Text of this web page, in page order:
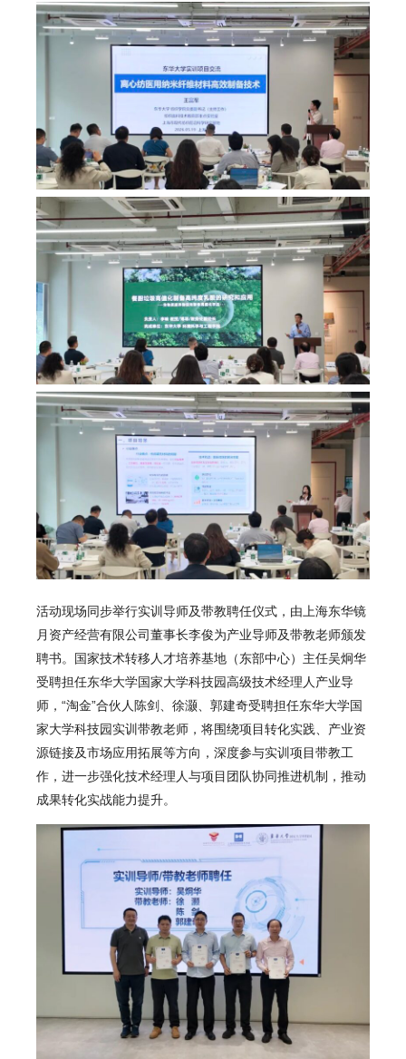
活动现场同步举行实训导师及带教聘任仪式，由上海东华镜
月资产经营有限公司董事长李俊为产业导师及带教老师颁发
聘书。国家技术转移人才培养基地（东部中心）主任吴炯华
受聘担任东华大学国家大学科技园高级技术经理人产业导
师，“淘金”合伙人陈剑、徐灏、郭建奇受聘担任东华大学国
家大学科技园实训带教老师，将围绕项目转化实践、产业资
源链接及市场应用拓展等方向，深度参与实训项目带教工
作，进一步强化技术经理人与项目团队协同推进机制，推动
成果转化实战能力提升。